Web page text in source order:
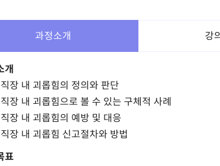
과정소개 강
개
장 내 괴롭힘의 정의와 판단
장 내 괴롭힘으로 볼 수 있는 구체적 사례
장 내 괴롭힘의 예방 및 대응
장 내 괴롭힘 신고절차와 방법
표